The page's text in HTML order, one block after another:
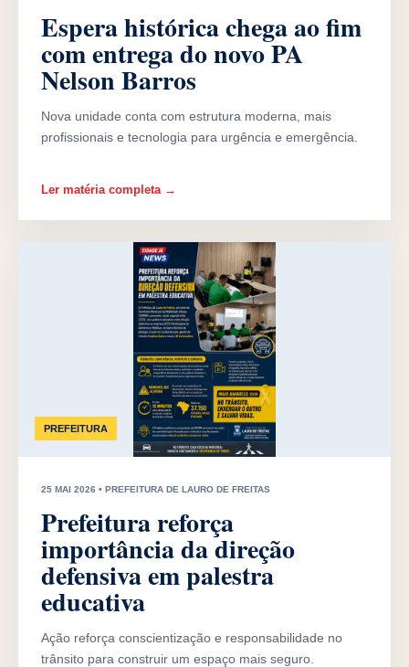
Espera histórica chega ao fim
com entrega do novo PA
Nelson Barros
Nova unidade conta com estrutura moderna, mais
profissionais e tecnologia para urgência e emergência.
Ler matéria completa →
PREFEITURA
25 MAI 2026 • PREFEITURA DE LAURO DE FREITAS
Prefeitura reforça
importância da direção
defensiva em palestra
educativa
Ação reforça conscientização e responsabilidade no
trânsito para construir um espaço mais seguro.